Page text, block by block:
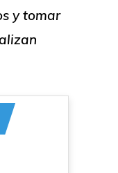
y tomar